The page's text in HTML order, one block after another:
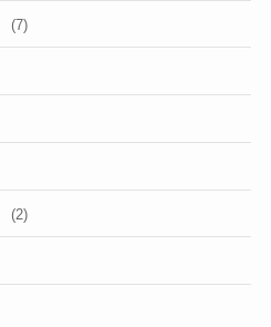
(7)
(2)